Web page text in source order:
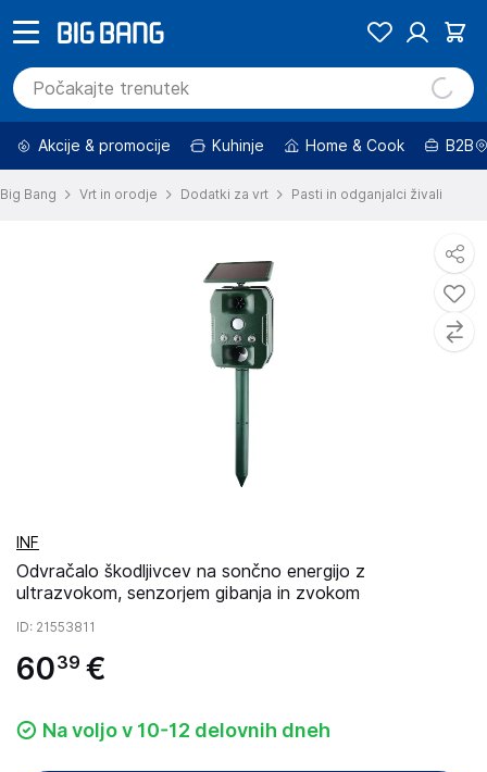
Akcije & promocije Kuhinje Home & Cook B2B
Big Bang Vrt in orodje Dodatki za vrt Pasti in odganjalci živali
INF
Odvračalo škodljivcev na sončno energijo z
ultrazvokom, senzorjem gibanja in zvokom
ID: 21553811
6039 €
Na voljo v 10-12 delovnih dneh